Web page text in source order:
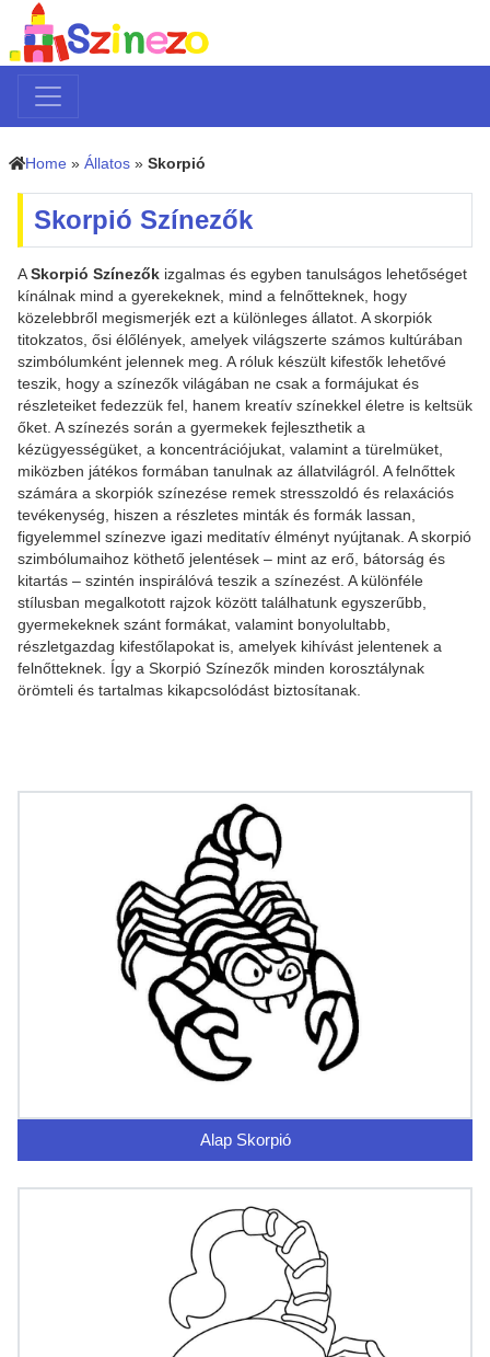
Home » Állatos » Skorpió
Skorpió Színezők
ASkorpió Színezők izgalmas és egyben tanulságos lehetőséget
kínálnak mind a gyerekeknek, mind a felnőtteknek, hogy
közelebbről megismerjék ezt a különleges állatot. A skorpiók
titokzatos, ősi élőlények, amelyek világszerte számos kultúrában
szimbólumként jelennek meg. A róluk készült kifestők lehetővé
teszik, hogy a színezők világában ne csak a formájukat és
részleteiket fedezzük fel, hanem kreatív színekkel életre is keltsük
őket. A színezés során a gyermekek fejleszthetik a
kézügyességüket, a koncentrációjukat, valamint a türelmüket,
miközben játékos formában tanulnak az állatvilágról. A felnőttek
számára a skorpiók színezése remek stresszoldó és relaxációs
tevékenység, hiszen a részletes minták és formák lassan,
figyelemmel színezve igazi meditatív élményt nyújtanak. A skorpió
szimbólumaihoz köthető jelentések – mint az erő, bátorság és
kitartás – szintén inspirálóvá teszik a színezést. A különféle
stílusban megalkotott rajzok között találhatunk egyszerűbb,
gyermekeknek szánt formákat, valamint bonyolultabb,
részletgazdag kifestőlapokat is, amelyek kihívást jelentenek a
felnőtteknek. Így a Skorpió Színezők minden korosztálynak
örömteli és tartalmas kikapcsolódást biztosítanak.
Alap Skorpió